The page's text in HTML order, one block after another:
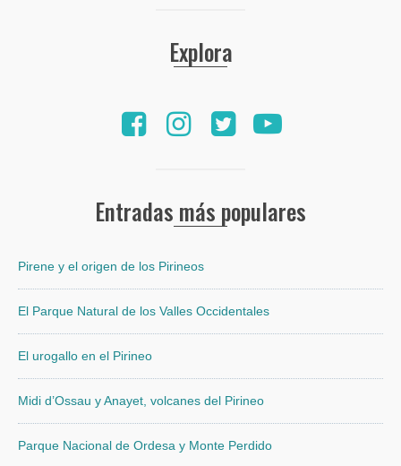
Explora
Entradas más populares
Pirene y el origen de los Pirineos
El Parque Natural de los Valles Occidentales
El urogallo en el Pirineo
Midi d’Ossau y Anayet, volcanes del Pirineo
Parque Nacional de Ordesa y Monte Perdido